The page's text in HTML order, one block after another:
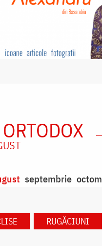
septembrie
RUGĂCIUNI